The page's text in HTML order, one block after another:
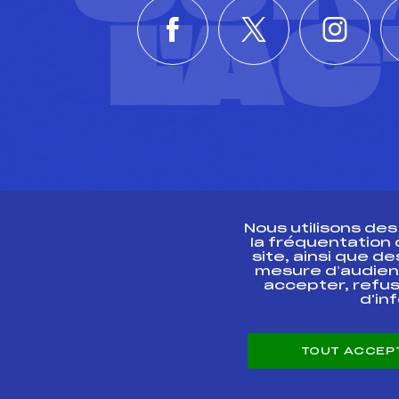
ESPACE PRESSE
Nous utilisons
la fréquentation
site, ainsi que
mesure
accepter,
TOUT